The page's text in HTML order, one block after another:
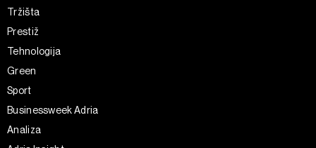
Tržišta
Prestiž
Tehnologija
Green
Sport
Businessweek Adria
Analiza